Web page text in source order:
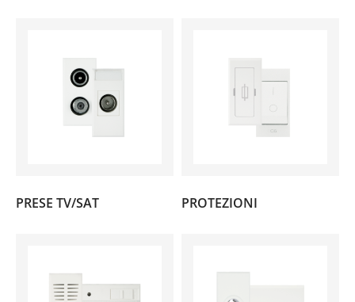
PRESE TV/SAT PROTEZIONI